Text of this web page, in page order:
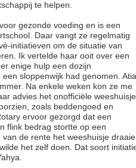
te helpen.
gezonde voeding en is een
Daar vangt ze regelmatig
initiatieven om de situatie van
Ik vertelde haar ooit over een
enige hulp een dozijn
sloppenwijk had genomen. Atia
Na enkele weken kon ze me
advies het onofficiële weeshuisje
zoals beddengoed en
ervoor gezorgd dat een
flink bedrag stortte op een
de rente het weeshuisje
het zelf doen. Dat soort